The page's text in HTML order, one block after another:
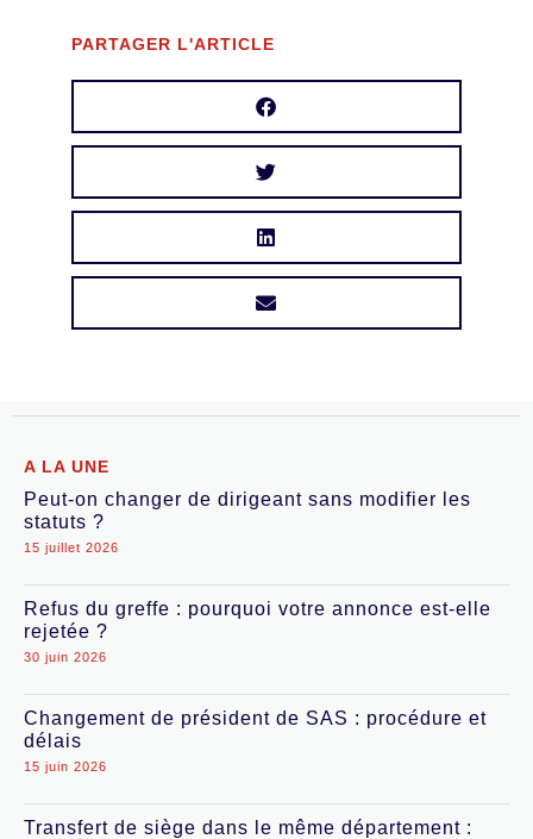
PARTAGER L'ARTICLE
A LA UNE
Peut-on changer de dirigeant sans modifier les
statuts ?
15 juillet 2026
Refus du greffe : pourquoi votre annonce est-elle
rejetée ?
30 juin 2026
Changement de président de SAS : procédure et
délais
15 juin 2026
Transfert de siège dans le même département :